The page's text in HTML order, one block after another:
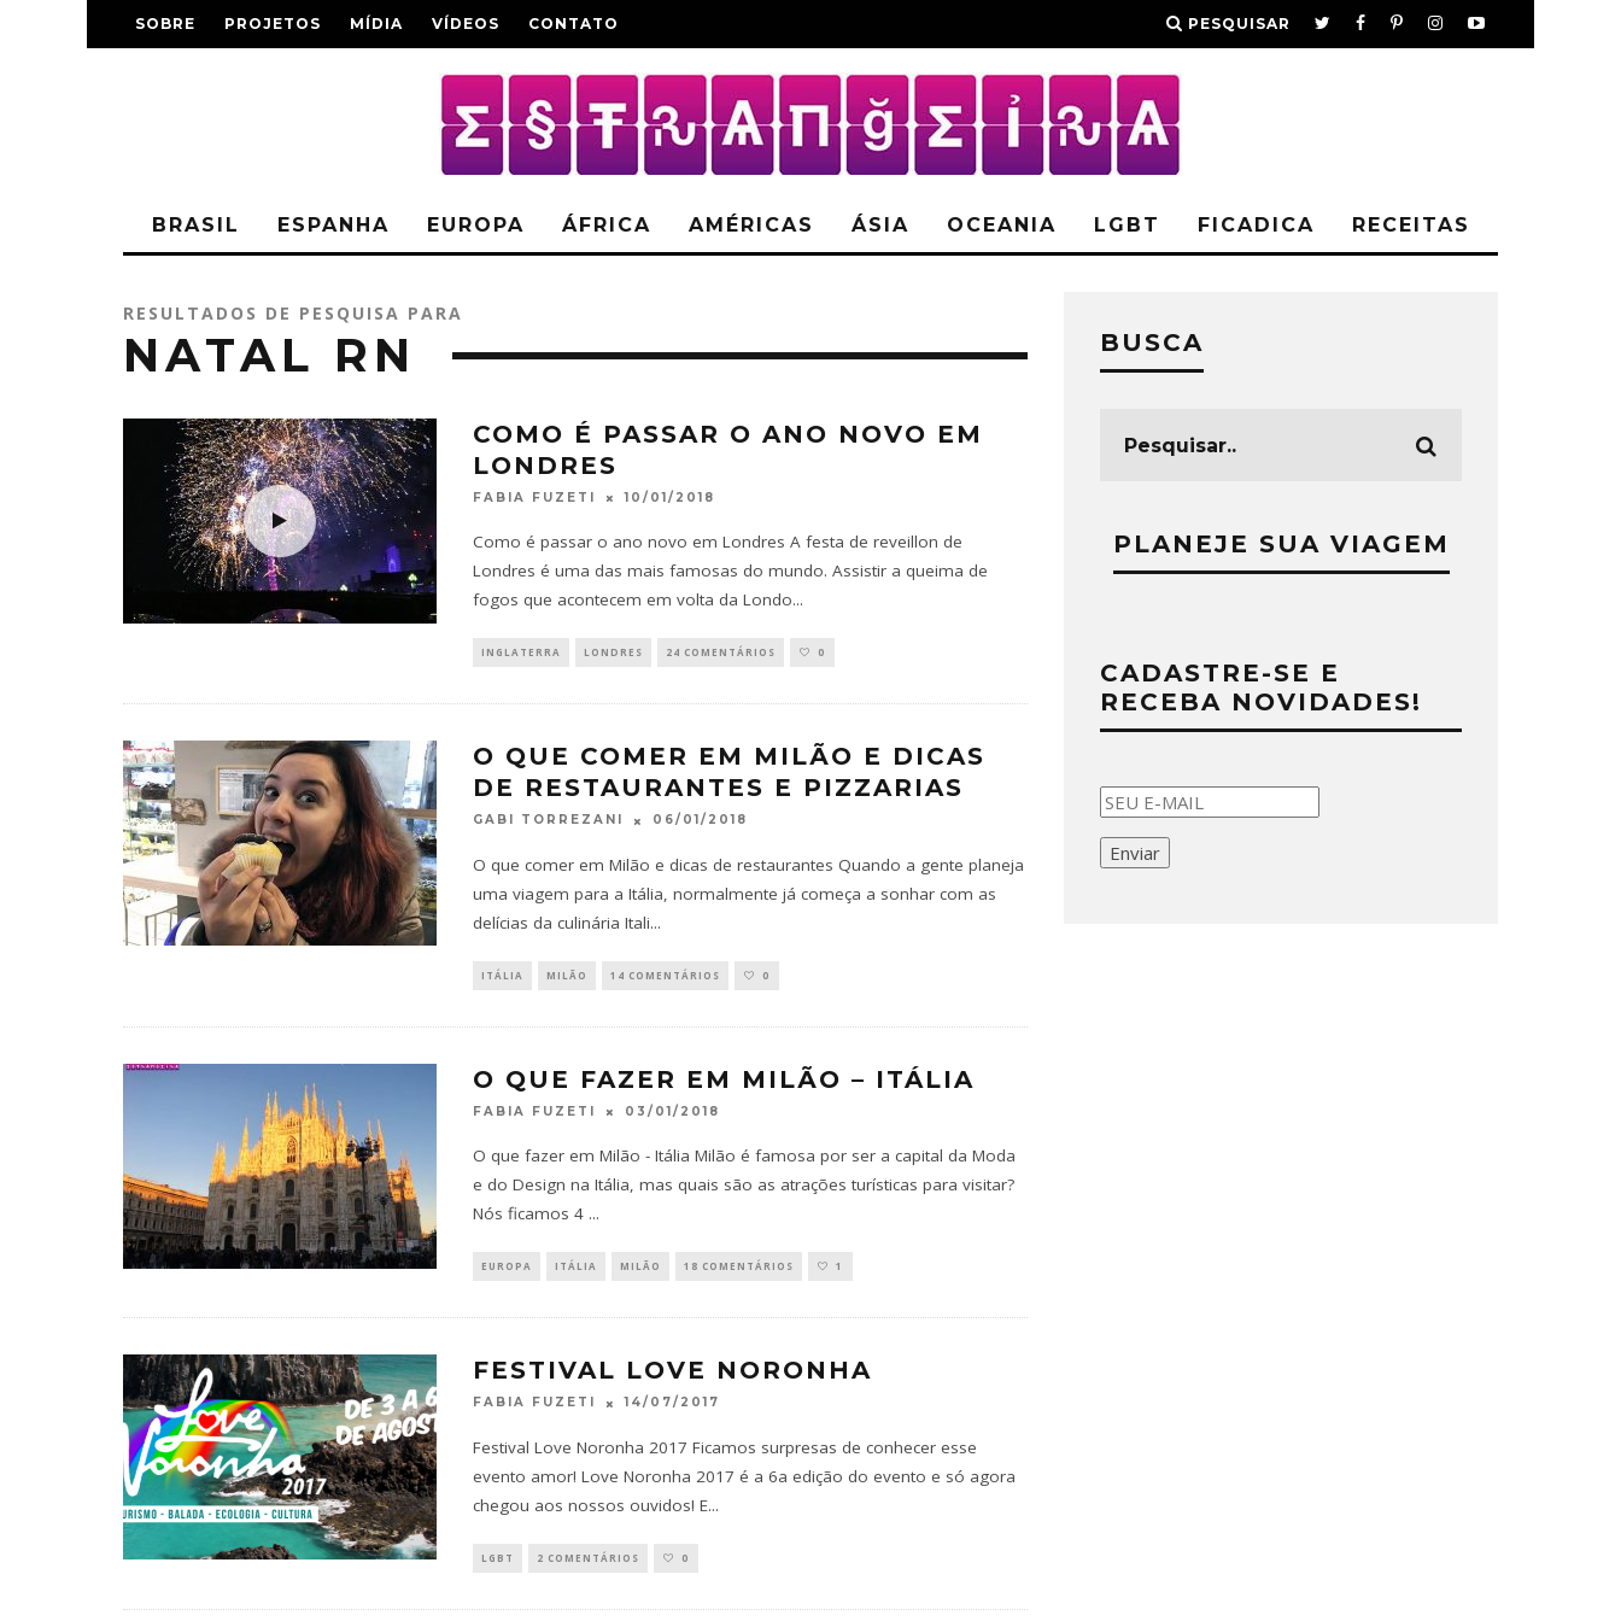
SOBRE PROJETOS MÍDIA VÍDEOS CONTATO PESQUISAR
BRASIL ESPANHA EUROPA ÁFRICA AMÉRICAS ÁSIA OCEANIA LGBT FICADICA RECEITAS
RESULTADOS DE PESQUISA PARA
NATAL RN
COMO É PASSAR O ANO NOVO EM
LONDRES
FABIA FUZETI 10/01/2018
Como é passar o ano novo em Londres A festa de reveillon de
Londres é uma das mais famosas do mundo. Assistir a queima de
fogos que acontecem em volta da Londo...
INGLATERRA LONDRES 24 COMENTÁRIOS 0
O QUE COMER EM MILÃO E DICAS
DE RESTAURANTES E PIZZARIAS
GABI TORREZANI 06/01/2018
O que comer em Milão e dicas de restaurantes Quando a gente planeja
uma viagem para a Itália, normalmente já começa a sonhar com as
delícias da culinária Itali...
ITÁLIA MILÃO 14 COMENTÁRIOS 0
O QUE FAZER EM MILÃO – ITÁLIA
FABIA FUZETI 03/01/2018
O que fazer em Milão - Itália Milão é famosa por ser a capital da Moda
e do Design na Itália, mas quais são as atrações turísticas para visitar?
Nós ficamos 4 ...
EUROPA ITÁLIA MILÃO 18 COMENTÁRIOS 1
FESTIVAL LOVE NORONHA
FABIA FUZETI 14/07/2017
Festival Love Noronha 2017 Ficamos surpresas de conhecer esse
evento amor! Love Noronha 2017 é a 6a edição do evento e só agora
chegou aos nossos ouvidos! E...
LGBT 2 COMENTÁRIOS 0
BUSCA
PLANEJE SUA VIAGEM
CADASTRE-SE E
RECEBA NOVIDADES!